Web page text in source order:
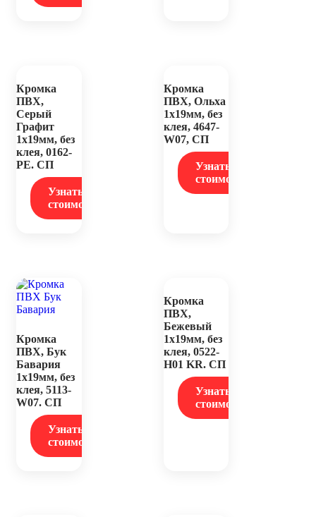
Кромка
ПВХ,
Серый
Графит
1х19мм, без
клея, 0162-
PE. СП
Узнать
стоимость
Кромка
ПВХ, Ольха
1х19мм, без
клея, 4647-
W07, СП
Узнать
стоимость
Кромка
ПВХ, Бук
Бавария
1х19мм, без
клея, 5113-
W07. СП
Узнать
стоимость
Кромка
ПВХ,
Бежевый
1х19мм, без
клея, 0522-
Н01 KR. СП
Узнать
стоимость